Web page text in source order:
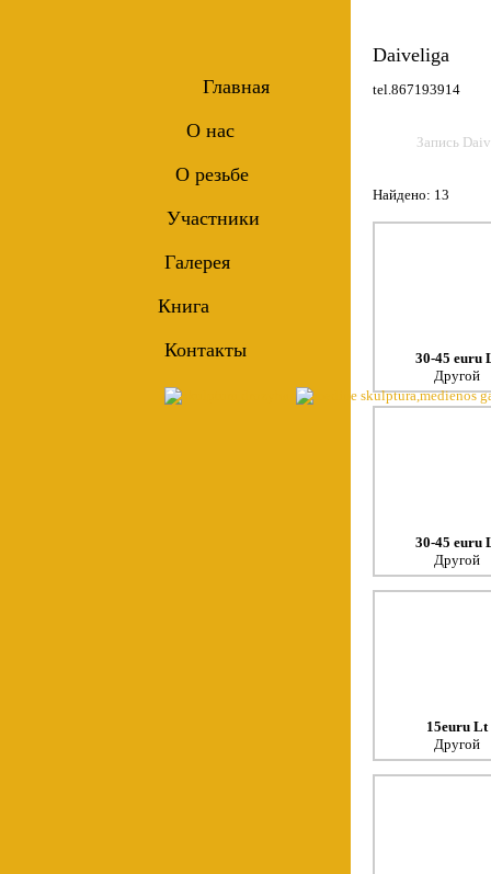
Главная
О нас
О резьбе
Участники
Галерея
Книга
Контакты
Daiveliga
tel.867193914
Запись
Найдено: 13
30-45 euru
Другой
30-45 euru
Другой
15euru Lt
Другой